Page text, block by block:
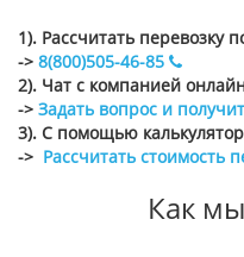
1). Рассчитать перевозку
-> 8(800)505-46-85
2). Чат с компанией
-> Задать вопрос и
3). С помощью
-> Рассчитать стоимость
Как